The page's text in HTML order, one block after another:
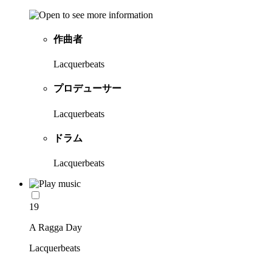
作曲者
Lacquerbeats
プロデューサー
Lacquerbeats
ドラム
Lacquerbeats
19
A Ragga Day
Lacquerbeats